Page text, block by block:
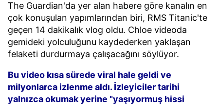
The Guardian'da yer alan habere göre kanalın en
çok konuşulan yapımlarından biri, RMS Titanic'te
geçen 14 dakikalık vlog oldu. Chloe videoda
gemideki yolculuğunu kaydederken yaklaşan
felaketi durdurmaya çalışacağını söylüyor.
Bu video kısa sürede viral hale geldi ve
milyonlarca izlenme aldı. İzleyiciler tarihi
yalnızca okumak yerine "yaşıyormuş hissi